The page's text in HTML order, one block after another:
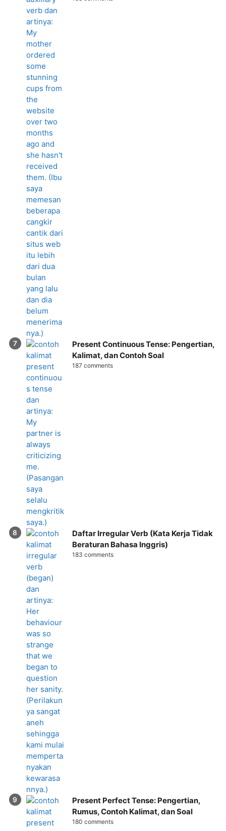
Present Continuous Tense: Pengertian,
Kalimat, dan Contoh Soal
187 comments
Daftar Irregular Verb (Kata Kerja Tidak
Beraturan Bahasa Inggris)
183 comments
Present Perfect Tense: Pengertian,
Rumus, Contoh Kalimat, dan Soal
180 comments